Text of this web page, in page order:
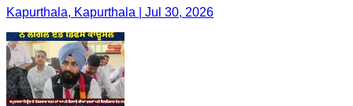
Kapurthala, Kapurthala | Jul 30, 2026